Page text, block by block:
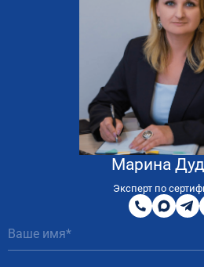
Марина
Эксперт по
8
800
200
51
MAX